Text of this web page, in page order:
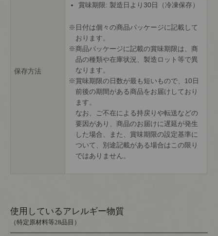
保存方法
賞味期限: 製造日より30日（冷凍保存）
日付は個々の商品パッケージに記載して
おります。
商品パッケージに記載の賞味期限は、商
品の種類や在庫状況、製造ロット等で異
なります。
賞味期限の日数が最も短いもので、10日
前後の期間がある商品をお届けしており
ます。
なお、ご不在による持戻りや転送などの
要因があり、商品のお届けに遅延が発生
した場合、また、賞味期限の設定基準に
ついて、別途記載がある場合はこの限り
ではありません。
使用しているアレルギー物質
（特定原材料等28品目）